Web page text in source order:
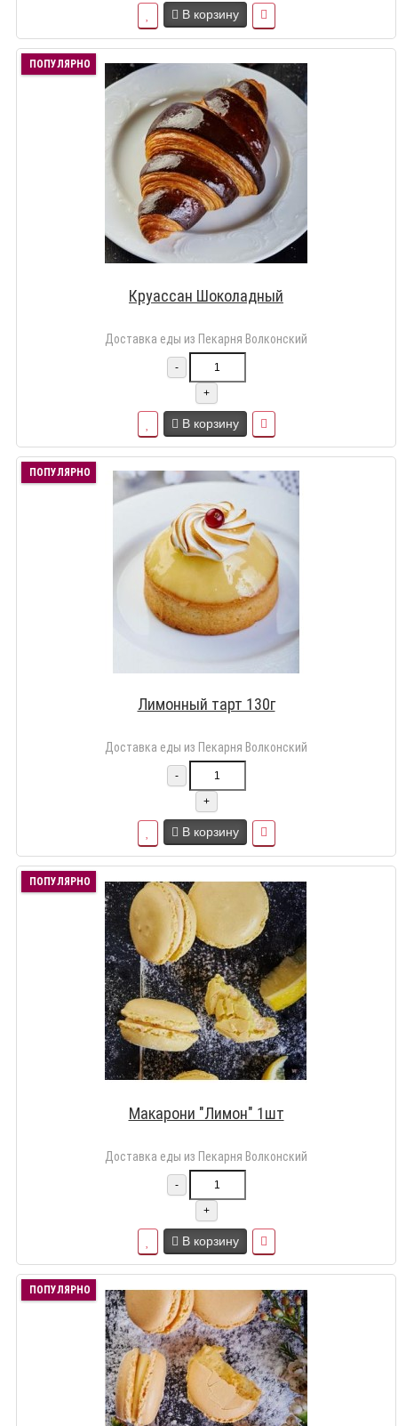
В корзину
ПОПУЛЯРНО
Круассан Шоколадный
Доставка еды из Пекарня Волконский
-
+
В корзину
ПОПУЛЯРНО
Лимонный тарт 130г
Доставка еды из Пекарня Волконский
-
+
В корзину
ПОПУЛЯРНО
Макарони "Лимон" 1шт
Доставка еды из Пекарня Волконский
-
+
В корзину
ПОПУЛЯРНО